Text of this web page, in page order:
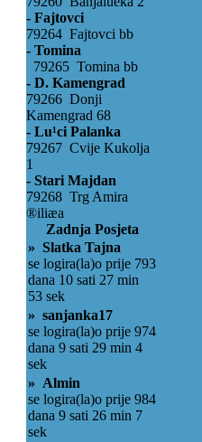
- Fajtovci
79264 Fajtovci bb
- Tomina
79265 Tomina bb
- D. Kamengrad
79266 Donji
Kamengrad 68
- Lu¹ci Palanka
79267 Cvije Kukolja
1
- Stari Majdan
79268 Trg Amira
®iliæa
Zadnja Posjeta
» Slatka Tajna
se logira(la)o prije 793
dana 10 sati 27 min
53 sek
» sanjanka17
se logira(la)o prije 974
dana 9 sati 29 min 4
sek
» Almin
se logira(la)o prije 984
dana 9 sati 26 min 7
sek